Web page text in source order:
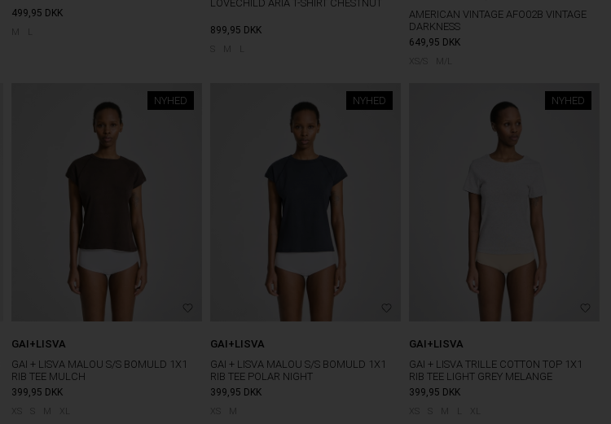
499,95 DKK
M
LOVECHILD ARIA T-SHIRT CHESTNUT
899,95 DKK
AMERICAN VINTAGE AFO02B VINTAGE
DARKNESS
649,95 DKK
NYHED
GAI+LISVA
GAI + LISVA MALOU S/S BOMULD 1X1
RIB TEE MULCH
399,95 DKK
M
NYHED
GAI+LISVA
GAI + LISVA MALOU S/S BOMULD 1X1
RIB TEE POLAR NIGHT
399,95 DKK
M
NYHED
GAI+LISVA
GAI + LISVA TRILLE COTTON TOP 1X1
RIB TEE LIGHT GREY MELANGE
399,95 DKK
M